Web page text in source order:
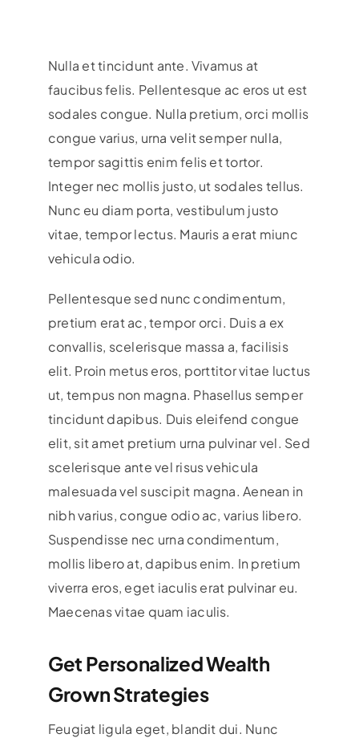
Nulla et tincidunt ante. Vivamus at
faucibus felis. Pellentesque ac eros ut est
sodales congue. Nulla pretium, orci mollis
congue varius, urna velit semper nulla,
tempor sagittis enim felis et tortor.
Integer nec mollis justo, ut sodales tellus.
Nunc eu diam porta, vestibulum justo
vitae, tempor lectus. Mauris a erat miunc
vehicula odio.
Pellentesque sed nunc condimentum,
pretium erat ac, tempor orci. Duis a ex
convallis, scelerisque massa a, facilisis
elit. Proin metus eros, porttitor vitae luctus
ut, tempus non magna. Phasellus semper
tincidunt dapibus. Duis eleifend congue
elit, sit amet pretium urna pulvinar vel. Sed
scelerisque ante vel risus vehicula
malesuada vel suscipit magna. Aenean in
nibh varius, congue odio ac, varius libero.
Suspendisse nec urna condimentum,
mollis libero at, dapibus enim. In pretium
viverra eros, eget iaculis erat pulvinar eu.
Maecenas vitae quam iaculis.
Get Personalized Wealth
Grown Strategies
Feugiat ligula eget, blandit dui. Nunc